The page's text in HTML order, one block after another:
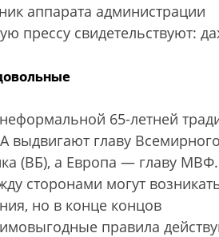
аппарата администрации
прессу свидетельствуют:
65-летней
выдвигают главу Всемирного
(ВБ), а Европа — главу МВФ.
сторонами могут
но в конце концов
правила